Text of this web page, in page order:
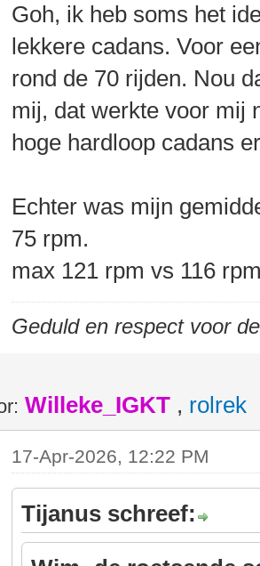
Goh, ik heb soms het
lekkere cadans. Voor
rond de 70 rijden. Nou
mij, dat werkte voor mij
hoge hardloop cadans
Echter was mijn
75 rpm.
max 121 rpm vs 116
Geduld en respect voor
Willeke_IGKT , rolrek
17-Apr-2026, 12:22 PM
Tijanus schreef: